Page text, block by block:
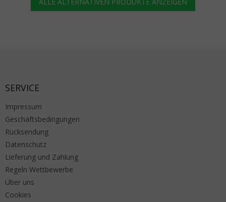
SERVICE
Impressum
Geschäftsbedingungen
Rücksendung
Datenschutz
Lieferung und Zahlung
Regeln Wettbewerbe
Über uns
Cookies